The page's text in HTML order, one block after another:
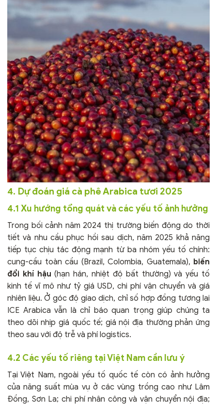
4. Dự đoán giá cà phê Arabica tươi 2025
4.1 Xu hướng tổng quát và các yếu tố ảnh hưởng
Trong bối cảnh năm 2024 thị trường biến động do thời
tiết và nhu cầu phục hồi sau dịch, năm 2025 khả năng
tiếp tục chịu tác động mạnh từ ba nhóm yếu tố chính:
cung-cầu toàn cầu (Brazil, Colombia, Guatemala), biến
đổi khí hậu (hạn hán, nhiệt độ bất thường) và yếu tố
kinh tế vĩ mô như tỷ giá USD, chi phí vận chuyển và giá
nhiên liệu. Ở góc độ giao dịch, chỉ số hợp đồng tương lai
ICE Arabica vẫn là chỉ báo quan trọng giúp chúng ta
theo dõi nhịp giá quốc tế; giá nội địa thường phản ứng
theo sau với độ trễ và phí logistics.
4.2 Các yếu tố riêng tại Việt Nam cần lưu ý
Tại Việt Nam, ngoài yếu tố quốc tế còn có ảnh hưởng
của năng suất mùa vụ ở các vùng trồng cao như Lâm
Đồng, Sơn La; chi phí nhân công và vận chuyển nội địa;